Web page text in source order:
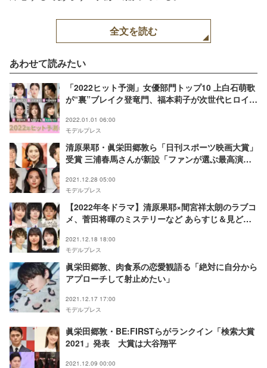
全文を読む
あわせて読みたい
「2022ヒット予測」女優部門トップ10 上白石萌歌
が“裏”ブレイク登竜門、福本莉子が次世代ヒロイン
調査】
2022.01.01 06:00
モデルプレス
清原果耶・眞栄田郷敦ら「日刊スポーツ映画大賞」
受賞 三浦春馬さんが新設「ファンが選ぶ最高演技
次郎賞＞
2021.12.28 05:00
モデルプレス
【2022年冬ドラマ】清原果耶×間宮祥太朗のラブコ
メ、菅田将暉のミステリーなど あらすじ＆見どこ
2021.12.18 18:00
モデルプレス
眞栄田郷敦、肉食系の恋愛観語る「絶対に自分から
アプローチして射止めたい」
2021.12.17 17:00
モデルプレス
眞栄田郷敦・BE:FIRSTらがランクイン「検索大賞
2021」発表 大賞は大谷翔平
2021.12.09 00:00